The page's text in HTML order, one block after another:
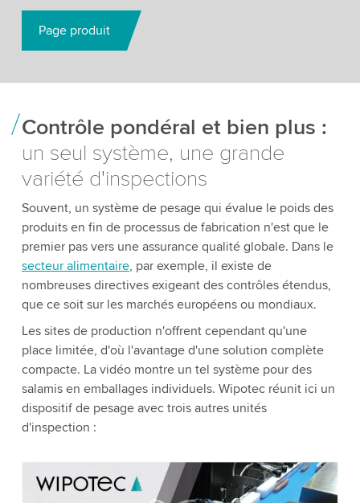
Page produit
Contrôle pondéral et bien plus :
un seul système, une grande
variété d'inspections
Souvent, un système de pesage qui évalue le poids des
produits en fin de processus de fabrication n'est que le
premier pas vers une assurance qualité globale. Dans le
secteur alimentaire, par exemple, il existe de
nombreuses directives exigeant des contrôles étendus,
que ce soit sur les marchés européens ou mondiaux.
Les sites de production n'offrent cependant qu'une
place limitée, d'où l'avantage d'une solution complète
compacte. La vidéo montre un tel système pour des
salamis en emballages individuels. Wipotec réunit ici un
dispositif de pesage avec trois autres unités
d'inspection :
We need your consent to load the YouTube